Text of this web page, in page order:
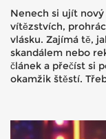
Nenech si ujít
vítězstvích,
vlásku. Zajímá tě,
skandálem nebo
článek a přečíst si
okamžik štěstí.